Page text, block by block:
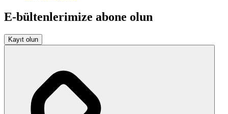
E-bültenlerimize abone olun
Kayıt olun